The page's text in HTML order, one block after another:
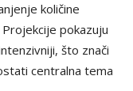
količine
pokazuju
što znači
centralna tema